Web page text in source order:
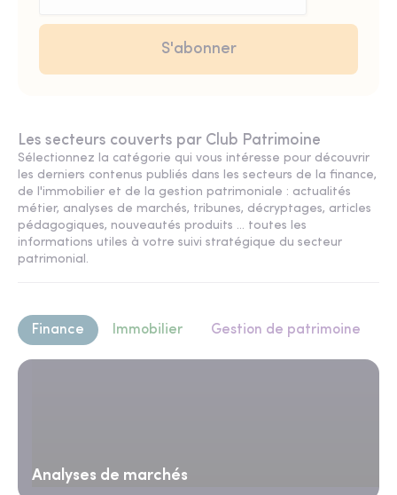
Les secteurs couverts par Club Patrimoine
Sélectionnez la catégorie qui vous intéresse pour découvrir
les derniers contenus publiés dans les secteurs de la finance,
de l'immobilier et de la gestion patrimoniale : actualités
métier, analyses de marchés, tribunes, décryptages, articles
pédagogiques, nouveautés produits ... toutes les
informations utiles à votre suivi stratégique du secteur
patrimonial.
Finance Immobilier Gestion de patrimoine
Analyses de marchés